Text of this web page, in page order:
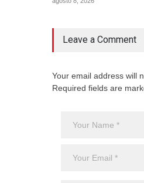
Leave a Comment
Your email address will
Required fields are